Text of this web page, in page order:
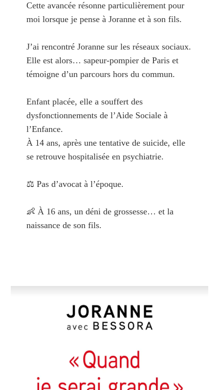
Cette avancée résonne particulièrement pour
moi lorsque je pense à Joranne et à son fils.
J’ai rencontré Joranne sur les réseaux sociaux.
Elle est alors… sapeur-pompier de Paris et
témoigne d’un parcours hors du commun.
Enfant placée, elle a souffert des
dysfonctionnements de l’Aide Sociale à
l’Enfance.
À 14 ans, après une tentative de suicide, elle
se retrouve hospitalisée en psychiatrie.
⚖️ Pas d’avocat à l’époque.
👶 À 16 ans, un déni de grossesse… et la
naissance de son fils.